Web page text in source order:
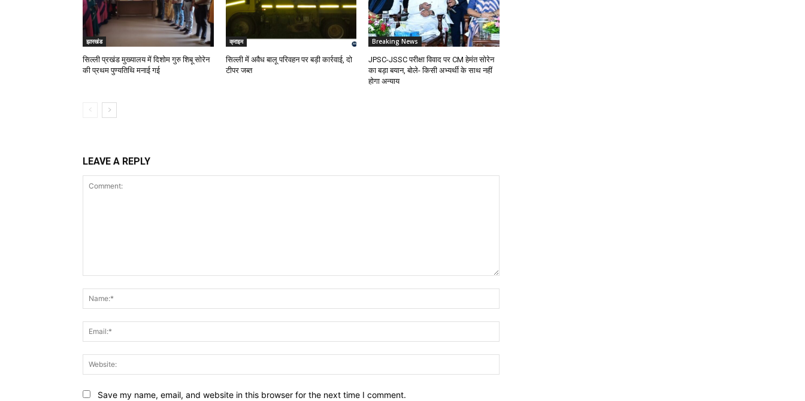
झारखंड
सिल्ली प्रखंड मुख्यालय में दिशोम गुरु शिबू सोरेन
की प्रथम पुण्यतिथि मनाई गई
क्राइम
सिल्ली में अवैध बालू परिवहन पर बड़ी कार्रवाई, दो
टीपर जब्त
Breaking News
JPSC-JSSC परीक्षा विवाद पर CM हेमंत सोरेन
का बड़ा बयान, बोले- किसी अभ्यर्थी के साथ नहीं
होगा अन्याय
LEAVE A REPLY
Save my name, email, and website in this browser for the next time I comment.